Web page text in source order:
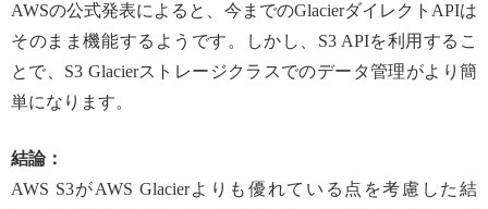
AWSの公式発表によると、今までのGlacierダイレクトAPIは
そのまま機能するようです。しかし、S3 APIを利用するこ
とで、S3 Glacierストレージクラスでのデータ管理がより簡
単になります。
結論：
AWS S3がAWS Glacierよりも優れている点を考慮した結